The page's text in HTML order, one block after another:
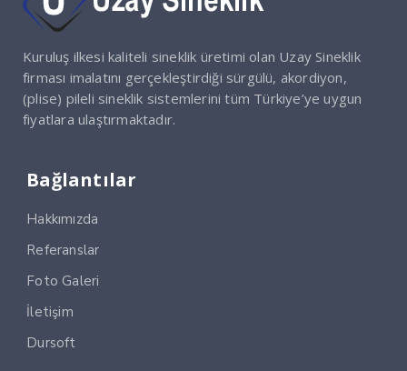
Kuruluş ilkesi kaliteli sineklik üretimi olan Uzay Sineklik
firması imalatını gerçekleştirdiği sürgülü, akordiyon,
(plise) pileli sineklik sistemlerini tüm Türkiye’ye uygun
fiyatlara ulaştırmaktadır.
Bağlantılar
Hakkımızda
Referanslar
Foto Galeri
İletişim
Dursoft